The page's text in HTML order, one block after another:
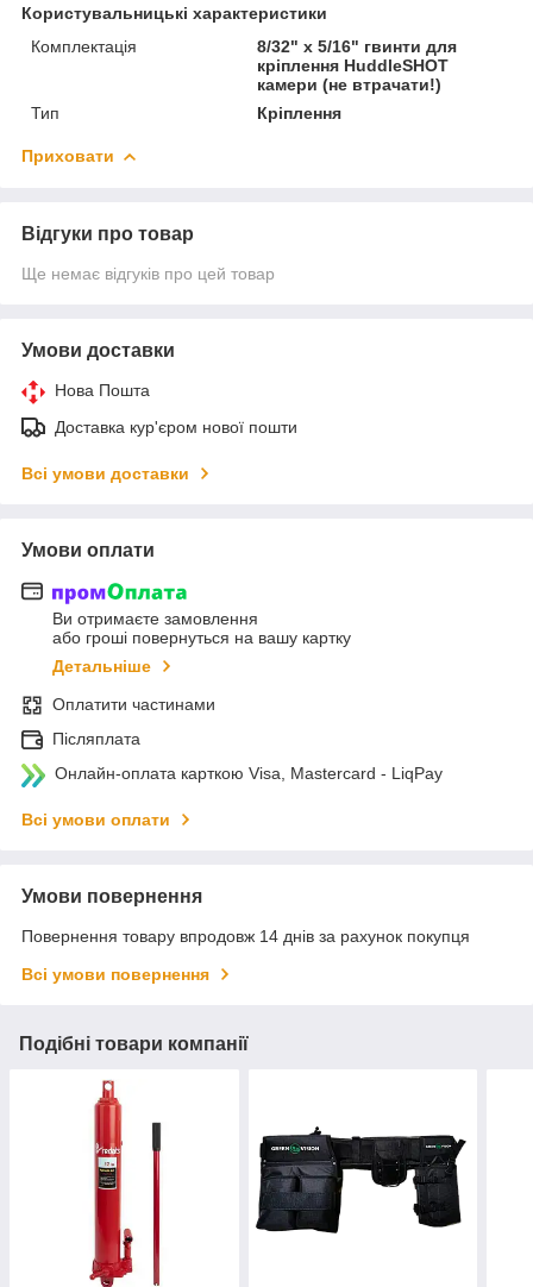
Користувальницькі характеристики
Комплектація
8/32" x 5/16" гвинти для
кріплення HuddleSHOT
камери (не втрачати!)
Тип
Кріплення
Приховати
Відгуки про товар
Ще немає відгуків про цей товар
Умови доставки
Нова Пошта
Доставка кур'єром нової пошти
Всі умови доставки
Умови оплати
Ви отримаєте замовлення
або гроші повернуться на вашу картку
Детальніше
Оплатити частинами
Післяплата
Онлайн-оплата карткою Visa, Mastercard - LiqPay
Всі умови оплати
Умови повернення
Повернення товару впродовж 14 днів за рахунок покупця
Всі умови повернення
Подібні товари компанії